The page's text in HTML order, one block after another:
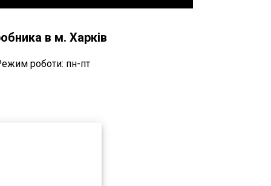
в м. Харків
роботи: пн-пт